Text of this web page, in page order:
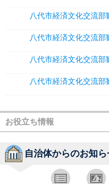
八代市経済文化交流部
八代市経済文化交流部
八代市経済文化交流部
八代市経済文化交流部
お役立ち情報
自治体からのお知ら